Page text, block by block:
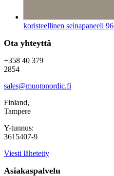
koristeellinen seinapaneeli 96
Ota yhteyttä
+358 40 379
2854
sales@muotonordic.fi
Finland,
Tampere
Y-tunnus:
3615407-9
Viesti lähetetty
Asiakaspalvelu